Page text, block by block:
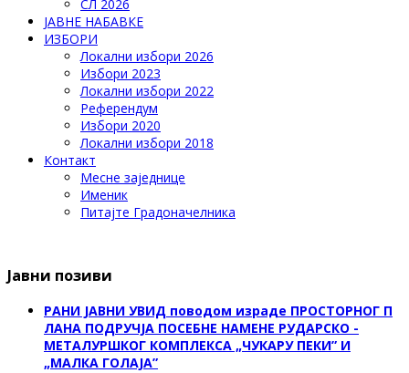
СЛ 2026
ЈАВНЕ НАБАВКЕ
ИЗБОРИ
Локални избори 2026
Избори 2023
Локални избори 2022
Референдум
Избори 2020
Локални избори 2018
Контакт
Месне заједнице
Именик
Питајте Градоначелника
Јавни позиви
РАНИ ЈАВНИ УВИД поводом израде ПРОСТОРНОГ П
ЛАНА ПОДРУЧЈА ПОСЕБНЕ НАМЕНЕ РУДАРСКО -
МЕТАЛУРШКОГ КОМПЛЕКСА „ЧУКАРУ ПЕКИ” И
„МАЛКА ГОЛАЈА”